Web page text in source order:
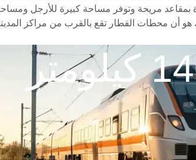
مريحة وتوفر مساحة كبيرة للأرجل ومساحة
أن محطات القطار تقع بالقرب من مراكز